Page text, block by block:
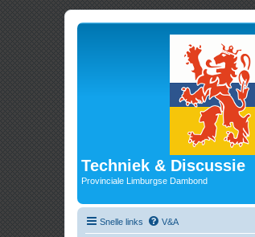
Techniek & Discussie
Provinciale Limburgse Dambond
Snelle links V&A